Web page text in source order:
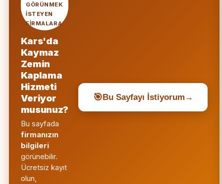
GÖRÜNMEK
ISTEYEN
FIRMALARA
Kars'da
Kaymaz
Zemin
Kaplama
Hizmeti
Veriyor
musunuz?
Bu sayfada
firmanızın
bilgileri
görünebilir.
Ücretsiz kayıt
olun,
🎯Bu Sayfayı İstiyorum →